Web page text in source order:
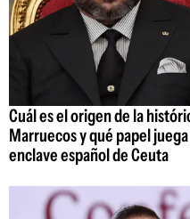
Cuál es el origen de la
Marruecos y qué papel
enclave español de Ceuta